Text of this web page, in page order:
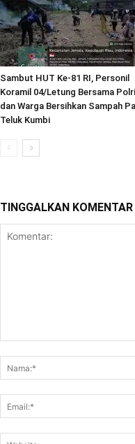
Sambut HUT Ke-81 RI, Personil
Koramil 04/Letung Bersama Polri
dan Warga Bersihkan Sampah
Teluk Kumbi
TINGGALKAN KOMENTAR